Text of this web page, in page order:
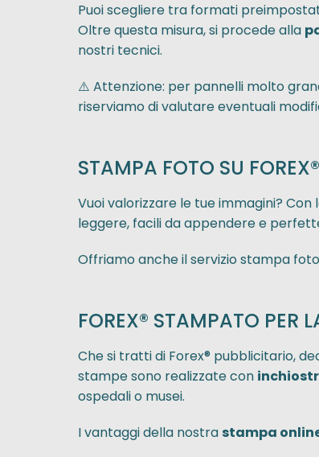
Puoi scegliere tra formati
Oltre questa misura, si procede alla
nostri tecnici.
⚠️ Attenzione: per pannelli molto
riserviamo di valutare eventuali
STAMPA FOTO SU
Vuoi valorizzare le tue immagini?
leggere, facili da appendere e
Offriamo anche il servizio stampa
FOREX® STAMPATO PER
Che si tratti di Forex® pubblicitario,
stampe sono realizzate con
ospedali o musei.
I vantaggi della nostrastampa